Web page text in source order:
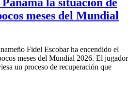
la situación de
meses del Mundial
Fidel Escobar ha encendido el
meses del Mundial 2026. El jugador
un proceso de recuperación que